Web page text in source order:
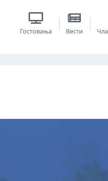
Гостовања Вести